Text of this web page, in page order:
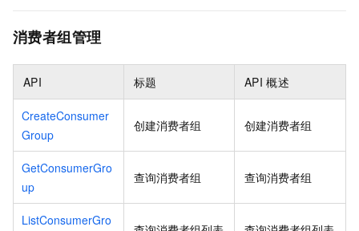
消费者组管理
API 标题 API 概述
CreateConsumer
Group
创建消费者组 创建消费者组
GetConsumerGro
up
查询消费者组 查询消费者组
ListConsumerGro